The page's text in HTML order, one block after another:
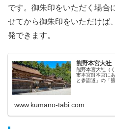
です。御朱印をいただく場合
せてから御朱印をいただけば
発できます。
熊野本宮大社
熊野本宮大社（
市本宮町本宮に
と参詣道」の「
www.kumano-tabi.com